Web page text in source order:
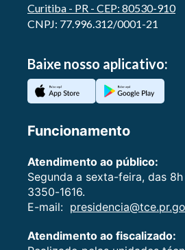
Curitiba - PR - CEP: 80530-910
CNPJ: 77.996.312/0001-21
Baixe nosso aplicativo:
Funcionamento
Atendimento ao público:
Segunda a sexta-feira, das 8h
3350-1616.
E-mail:
Atendimento ao fiscalizado: